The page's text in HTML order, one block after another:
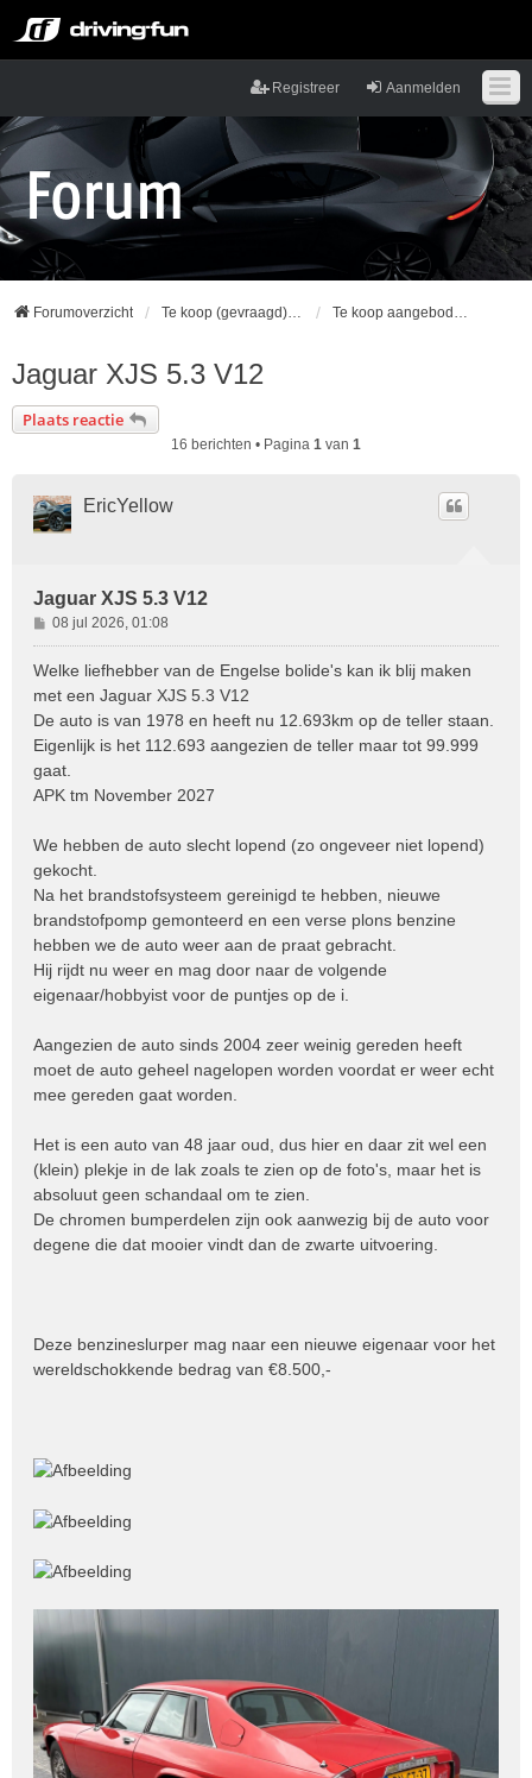
Aanmelden
Registreer
Forumoverzicht Te koop (gevraagd) en commerciële topics Te koop aangeboden auto's
Jaguar XJS 5.3 V12
Plaats reactie
16 berichten • Pagina 1 van 1
EricYellow
Jaguar XJS 5.3 V12
B
e
r
h
t
08 jul 2026, 01:08
Welke liefhebber van de Engelse bolide's kan ik blij maken
met een Jaguar XJS 5.3 V12
De auto is van 1978 en heeft nu 12.693km op de teller staan.
Eigenlijk is het 112.693 aangezien de teller maar tot 99.999
gaat.
APK tm November 2027
We hebben de auto slecht lopend (zo ongeveer niet lopend)
gekocht.
Na het brandstofsysteem gereinigd te hebben, nieuwe
brandstofpomp gemonteerd en een verse plons benzine
hebben we de auto weer aan de praat gebracht.
Hij rijdt nu weer en mag door naar de volgende
eigenaar/hobbyist voor de puntjes op de i.
Aangezien de auto sinds 2004 zeer weinig gereden heeft
moet de auto geheel nagelopen worden voordat er weer echt
mee gereden gaat worden.
Het is een auto van 48 jaar oud, dus hier en daar zit wel een
(klein) plekje in de lak zoals te zien op de foto's, maar het is
absoluut geen schandaal om te zien.
De chromen bumperdelen zijn ook aanwezig bij de auto voor
degene die dat mooier vindt dan de zwarte uitvoering.
Deze benzineslurper mag naar een nieuwe eigenaar voor het
wereldschokkende bedrag van €8.500,-